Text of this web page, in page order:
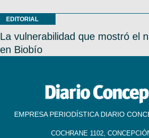
EDITORIAL
La vulnerabilidad que mostró el
en Biobío
EMPRESA PERIODÍSTICA DIARIO
COCHRANE 1102,